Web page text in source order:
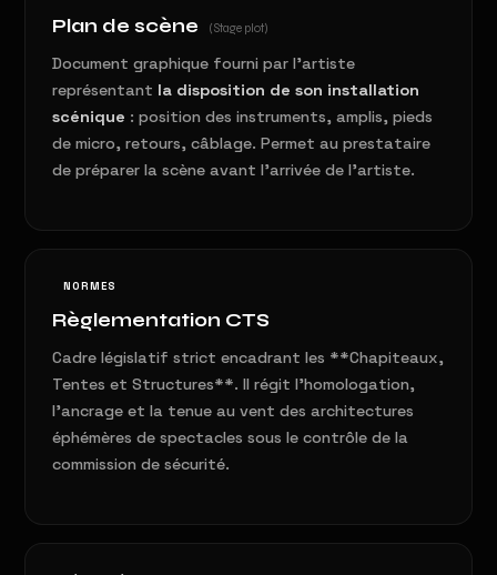
Plan de scène (Stage plot)
Document graphique fourni par l'artiste
représentant la disposition de son installation
scénique : position des instruments, amplis, pieds
de micro, retours, câblage. Permet au prestataire
de préparer la scène avant l'arrivée de l'artiste.
NORMES
Règlementation CTS
Cadre législatif strict encadrant les **Chapiteaux,
Tentes et Structures**. Il régit l'homologation,
l'ancrage et la tenue au vent des architectures
éphémères de spectacles sous le contrôle de la
commission de sécurité.